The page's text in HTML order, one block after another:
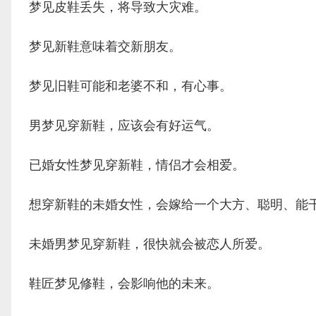
梦见皮鞋丢失，将导致大灾难。
梦见新鞋意味着交新朋友。
梦见旧鞋可能和老婆不和，有心事。
男梦见穿新鞋，应该会有好运气。
已婚女性梦见穿新鞋，情侣才会相爱。
想穿新鞋的未婚女性，会嫁给一个大方、聪明、能
未婚男梦见穿新鞋，很快就会被恋人所爱。
鞋匠梦见修鞋，会影响他的未来。